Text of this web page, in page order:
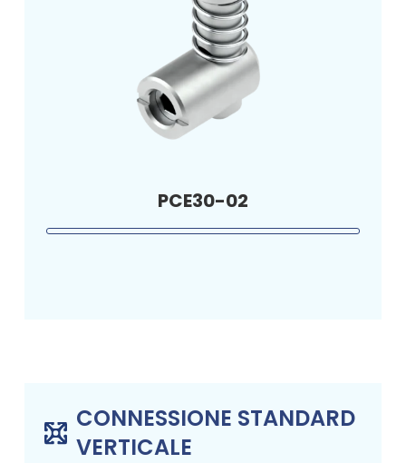
PCE30-02
CONNESSIONE STANDARD
VERTICALE